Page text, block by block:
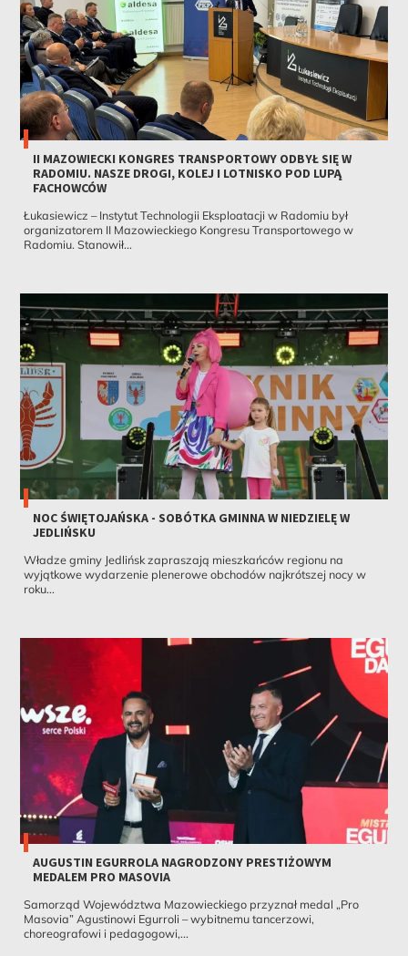
II MAZOWIECKI KONGRES TRANSPORTOWY ODBYŁ SIĘ W
RADOMIU. NASZE DROGI, KOLEJ I LOTNISKO POD LUPĄ
FACHOWCÓW
Łukasiewicz – Instytut Technologii Eksploatacji w Radomiu był
organizatorem II Mazowieckiego Kongresu Transportowego w
Radomiu. Stanowił...
NOC ŚWIĘTOJAŃSKA - SOBÓTKA GMINNA W NIEDZIELĘ W
JEDLIŃSKU
Władze gminy Jedlińsk zapraszają mieszkańców regionu na
wyjątkowe wydarzenie plenerowe obchodów najkrótszej nocy w
roku...
AUGUSTIN EGURROLA NAGRODZONY PRESTIŻOWYM
MEDALEM PRO MASOVIA
Samorząd Województwa Mazowieckiego przyznał medal „Pro
Masovia” Agustinowi Egurroli – wybitnemu tancerzowi,
choreografowi i pedagogowi,...